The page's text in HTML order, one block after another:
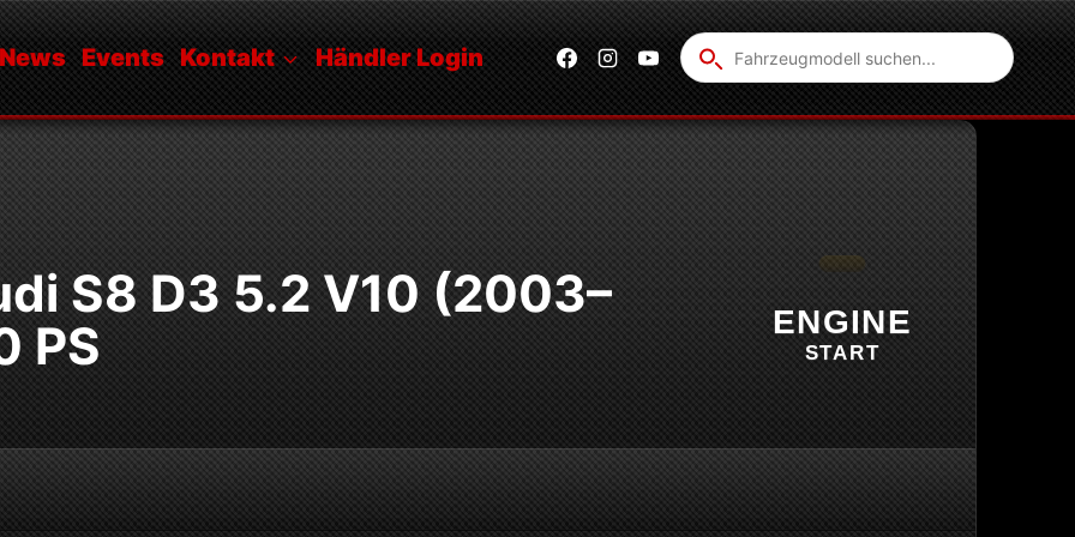
News Events Kontakt Händler Login
Fahrzeug
suchen
S8 D3 5.2 V10 (2003–
PS
ENGINE
START